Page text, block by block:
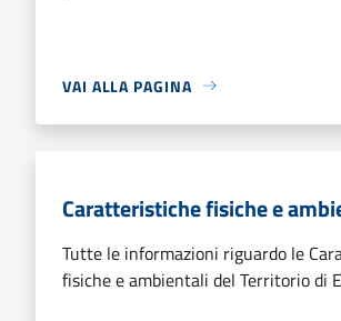
VAI ALLA PAGINA
Caratteristiche fisiche e
Tutte le informazioni riguardo le
fisiche e ambientali del Territorio di